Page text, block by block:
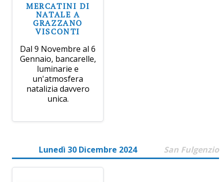
MERCATINI DI
NATALE A
GRAZZANO
VISCONTI
Dal 9 Novembre al 6
Gennaio, bancarelle,
luminarie e
un'atmosfera
natalizia davvero
unica.
Lunedì 30 Dicembre 2024 San Fulgenzio